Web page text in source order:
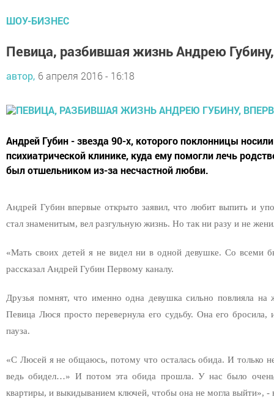
ШОУ-БИЗНЕС
Певица, разбившая жизнь Андрею
автор, 6 апреля 2016 - 16:18
Андрей Губин - звезда 90-х, которого поклонницы
психиатрической клинике, куда ему помогли лечь
был отшельником из-за несчастной любви.
Андрей Губин впервые открыто заявил, что любит выпить и
стал знаменитым, вел разгульную жизнь. Но так ни разу и не
«Мать своих детей я не видел ни в одной девушке. Со всеми
рассказал Андрей Губин Первому каналу.
Друзья помнят, что именно одна девушка сильно повлияла
Певица Люся просто перевернула его судьбу. Она его бросила,
пауза.
«С Люсей я не общаюсь, потому что осталась обида. И только
ведь обидел…» И потом эта обида прошла. У нас было очень
квартиры, и выкидыванием ключей, чтобы она не могла выйти», -